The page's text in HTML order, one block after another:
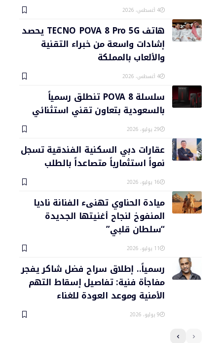
4 أغسطس، 2026
هاتف TECNO POVA 8 Pro 5G يحصد
إشادات واسعة من خبراء التقنية
والألعاب بالمملكة
4 أغسطس، 2026
سلسلة POVA 8 تنطلق رسمياً
بالسعودية بتعاون تقني استثنائي
29 يوليو، 2026
عقارات دبي السكنية الفندقية تسجل
نمواً استثمارياً متصاعداً بالطلب
16 يوليو، 2026
ميادة الحناوي تهنىء الفنانة ناديا
المنفوخ لنجاح أغنيتها الجديدة
“سلطان قلبي”
11 يوليو، 2026
رسمياً.. إطلاق سراح فضل شاكر يفجر
مفاجأة فنية: تفاصيل إسقاط التهم
الأمنية وموعد العودة للغناء
9 يوليو، 2026